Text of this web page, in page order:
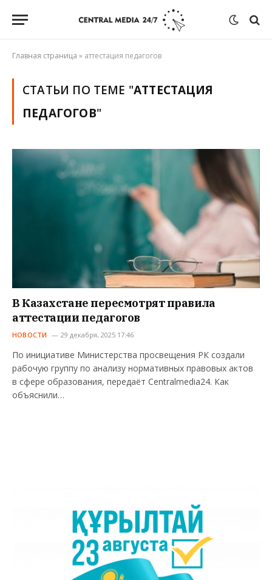
Главная страница » аттестация педагогов
СТАТЬИ ПО ТЕМЕ "АТТЕСТАЦИЯ
ПЕДАГОГОВ"
В Казахстане пересмотрят правила
аттестации педагогов
НОВОСТИ 29 декабря, 2025 17:46
По инициативе Министерства просвещения РК создали
рабочую группу по анализу нормативных правовых актов
в сфере образования, передаёт Centralmedia24. Как
объяснили…